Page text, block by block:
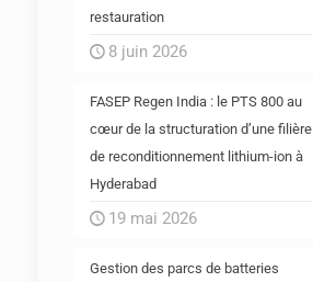
restauration
8 juin 2026
FASEP Regen India : le PTS 800 au
cœur de la structuration d’une filière
de reconditionnement lithium-ion à
Hyderabad
19 mai 2026
Gestion des parcs de batteries